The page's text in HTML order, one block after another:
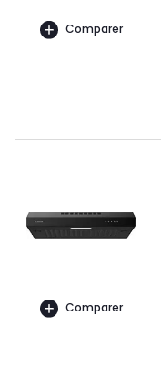
Comparer
Comparer